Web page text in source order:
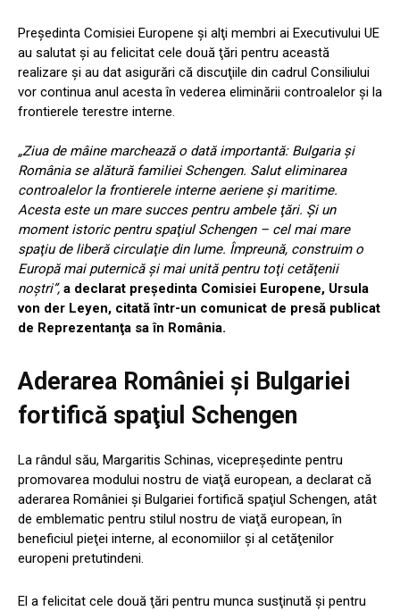
Preşedinta Comisiei Europene şi alţi membri ai Executivului UE
au salutat şi au felicitat cele două ţări pentru această
realizare şi au dat asigurări că discuţiile din cadrul Consiliului
vor continua anul acesta în vederea eliminării controalelor şi la
frontierele terestre interne.
„Ziua de mâine marchează o dată importantă: Bulgaria şi
România se alătură familiei Schengen. Salut eliminarea
controalelor la frontierele interne aeriene şi maritime.
Acesta este un mare succes pentru ambele ţări. Şi un
moment istoric pentru spaţiul Schengen – cel mai mare
spaţiu de liberă circulaţie din lume. Împreună, construim o
Europă mai puternică şi mai unită pentru toţi cetăţenii
noştri”, a declarat preşedinta Comisiei Europene, Ursula
von der Leyen, citată într-un comunicat de presă publicat
de Reprezentanţa sa în România.
Aderarea României şi Bulgariei
fortifică spaţiul Schengen
La rândul său, Margaritis Schinas, vicepreşedinte pentru
promovarea modului nostru de viaţă european, a declarat că
aderarea României şi Bulgariei fortifică spaţiul Schengen, atât
de emblematic pentru stilul nostru de viaţă european, în
beneficiul pieţei interne, al economiilor şi al cetăţenilor
europeni pretutindeni.
El a felicitat cele două ţări pentru munca susţinută şi pentru